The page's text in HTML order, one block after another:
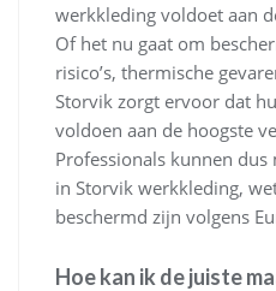
werkkleding voldoet aan
Of het nu gaat om
risico’s, thermische
Storvik zorgt ervoor dat
voldoen aan de hoogste
Professionals kunnen
in Storvik werkkleding,
beschermd zijn volgens
Hoe kan ik de juiste